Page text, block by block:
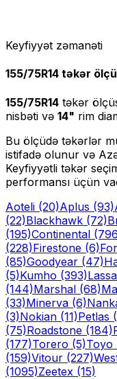
Keyfiyyət zəmanəti
155/75R14 təkər
155/75R14 təkər
nisbəti və 14" rim
Bu ölçüdə təkərlər
istifadə olunur və
Keyfiyyətli təkər
performansı üçün
Aoteli (20)Aplus (93)
(22)Blackhawk (72)
(195)Continental
(228)Firestone (6)
(85)Goodyear (47)
(5)Kumho (393)Lassa
(144)Marshal (68)
(33)Minerva (6)
(3)Nokian (11)Petlas
(75)Roadstone (184)
(177)Torero (5)Toyo
(159)Vitour (227)
(1095)Zeetex (15)